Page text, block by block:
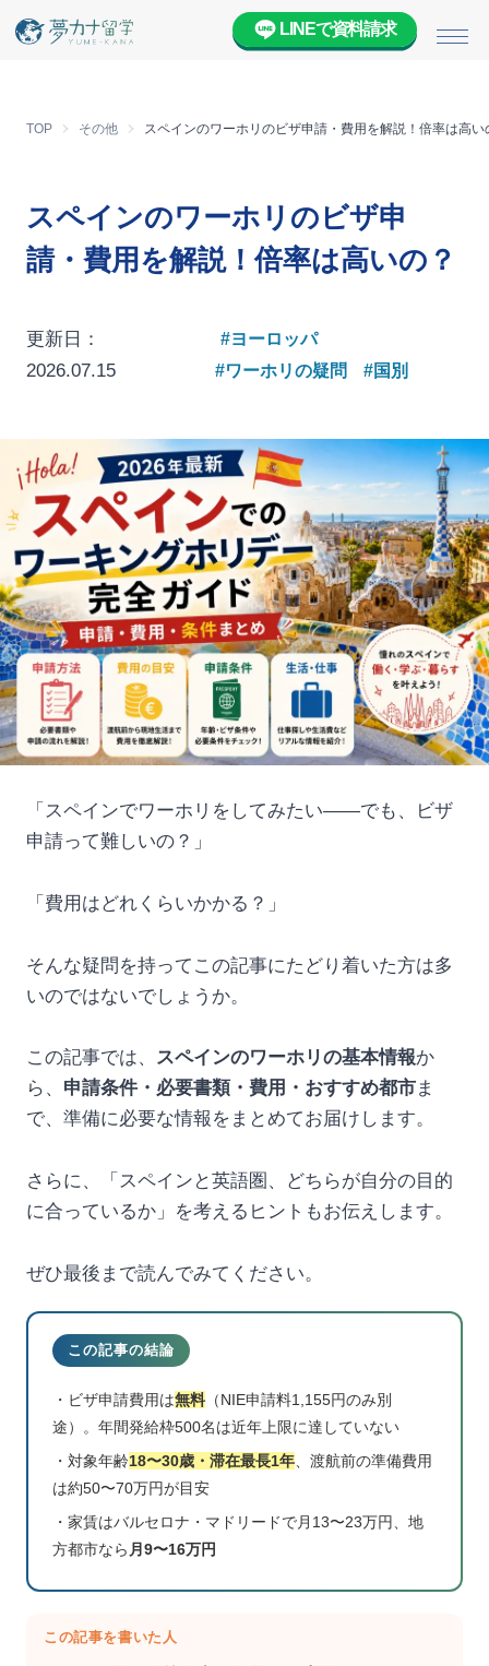
メ
LINEで資料請求
TOP その他 スペインのワーホリのビザ申請・費用を解説！倍率は高い
スペインのワーホリのビザ申
請・費用を解説！倍率は高いの？
更新日：
2026.07.15
#ヨーロッパ
#ワーホリの疑問
#国別
「スペインでワーホリをしてみたい——でも、ビザ
申請って難しいの？」
「費用はどれくらいかかる？」
そんな疑問を持ってこの記事にたどり着いた方は多
いのではないでしょうか。
この記事では、 スペインのワーホリの基本情報か
ら、 申請条件・必要書類・費用・おすすめ都市ま
で、準備に必要な情報をまとめてお届けします。
さらに、「スペインと英語圏、どちらが自分の目的
に合っているか」を考えるヒントもお伝えします。
ぜひ最後まで読んでみてください。
この記事の結論
・ビザ申請費用は無料（NIE申請料1,155円のみ別
途）。年間発給枠500名は近年上限に達していない
・対象年齢18〜30歳・滞在最長1年、渡航前の準備費用
は約50〜70万円が目安
・家賃はバルセロナ・マドリードで月13〜23万円、地
方都市なら 月9〜16万円
この記事を書いた人